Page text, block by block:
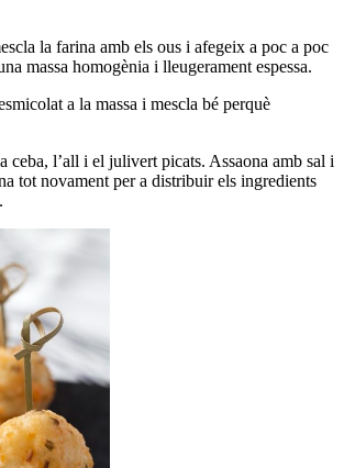
la farina amb els ous i afegeix a poc a poc
massa homogènia i lleugerament espessa.
a la massa i mescla bé perquè
ceba, l’all i el julivert picats. Assaona amb sal i
tot novament per a distribuir els ingredients